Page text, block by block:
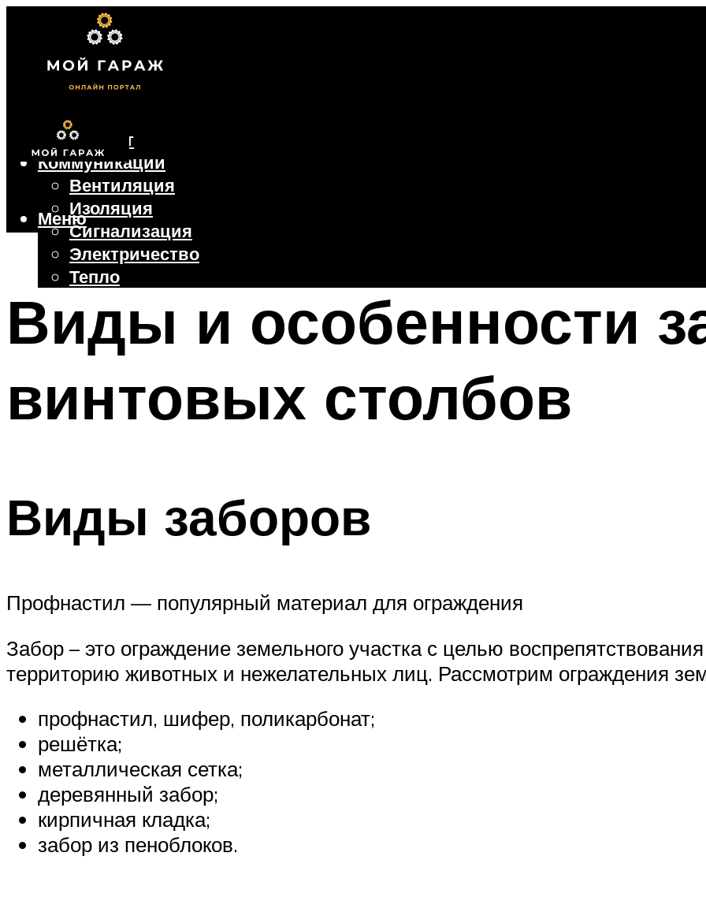
Фундамент
Коммуникации
Вентиляция
Изоляция
Сигнализация
Электричество
Тепло
Крыша
Ворота
Меню
Виды и особенности
винтовых столбов
Виды заборов
Профнастил — популярный материал для ограждения
Забор – это ограждение земельного участка с целью
территорию животных и нежелательных лиц. Рассмотрим ограждения
профнастил, шифер, поликарбонат;
решётка;
металлическая сетка;
деревянный забор;
кирпичная кладка;
забор из пеноблоков.